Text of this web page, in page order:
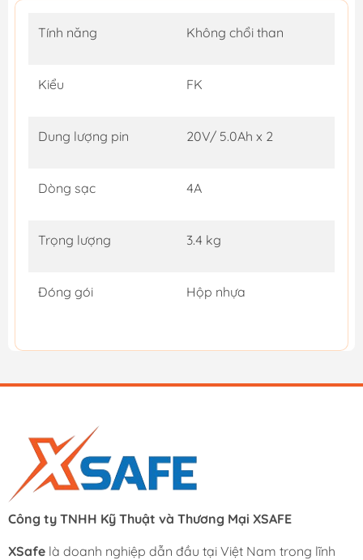
Tính năng Không chổi than
Kiểu FK
Dung lượng pin 20V/ 5.0Ah x 2
Dòng sạc 4A
Trọng lượng 3.4 kg
Đóng gói Hộp nhựa
Công ty TNHH Kỹ Thuật và Thương Mại XSAFE
XSafe là doanh nghiệp dẫn đầu tại Việt Nam trong lĩnh